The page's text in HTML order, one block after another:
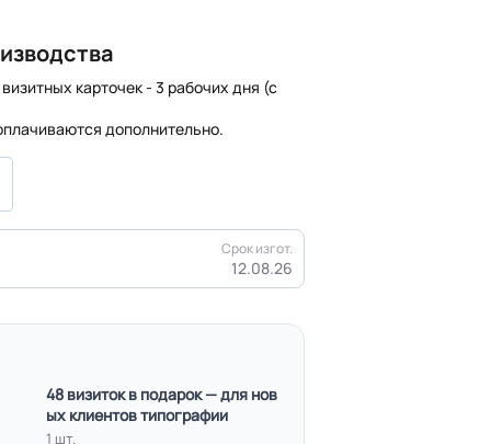
карточек - 3 рабочих дня (с
дополнительно.
Срок изгот.
12.08.26
48 визиток в подарок — для нов
ых клиентов типографии
1 шт.